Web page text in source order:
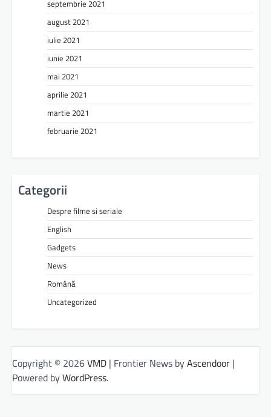
septembrie 2021
august 2021
iulie 2021
iunie 2021
mai 2021
aprilie 2021
martie 2021
februarie 2021
Categorii
Despre filme si seriale
English
Gadgets
News
Română
Uncategorized
Copyright © 2026VMD | Frontier News byAscendoor |
Powered byWordPress.